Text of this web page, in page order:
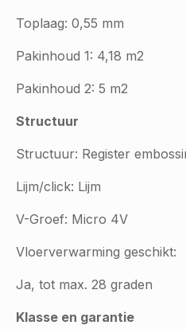
Toplaag: 0,55 mm
Pakinhoud 1: 4,18 m2
Pakinhoud 2: 5 m2
Structuur
Structuur: Register
Lijm/click: Lijm
V-Groef: Micro 4V
Vloerverwarming geschikt:
Ja, tot max. 28 graden
Klasse en garantie